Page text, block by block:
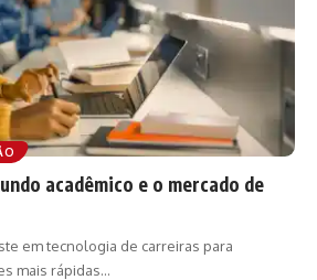
acadêmico e o mercado de
em tecnologia de carreiras para
mais rápidas…